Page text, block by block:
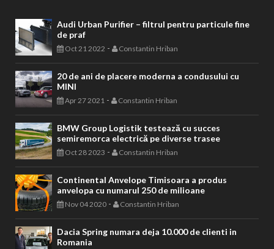
Audi Urban Purifier – filtrul pentru particule fine
de praf
Oct 21 2022 - Constantin Hriban
20 de ani de placere moderna a condusului cu
MINI
Apr 27 2021 - Constantin Hriban
BMW Group Logistik testează cu succes
semiremorca electrică pe diverse trasee
Oct 28 2023 - Constantin Hriban
Continental Anvelope Timisoara a produs
anvelopa cu numarul 250 de milioane
Nov 04 2020 - Constantin Hriban
Dacia Spring numara deja 10.000 de clienti in
Romania